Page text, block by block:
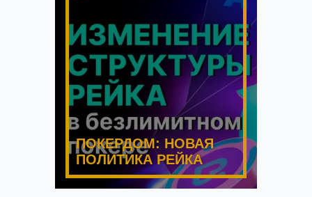
ПОКЕРДОМ: НОВАЯ
ПОЛИТИКА РЕЙКА